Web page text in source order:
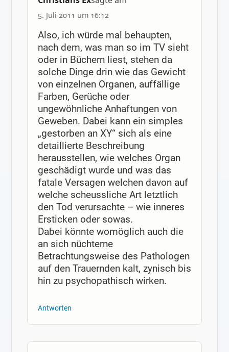
5. Juli 2011 um 16:12
Also, ich würde mal behaupten,
nach dem, was man so im TV sieht
oder in Büchern liest, stehen da
solche Dinge drin wie das Gewicht
von einzelnen Organen, auffällige
Farben, Gerüche oder
ungewöhnliche Anhaftungen von
Geweben. Dabei kann ein simples
„gestorben an XY“ sich als eine
detaillierte Beschreibung
herausstellen, wie welches Organ
geschädigt wurde und was das
fatale Versagen welchen davon auf
welche scheussliche Art letztlich
den Tod verursachte – wie inneres
Ersticken oder sowas.
Dabei könnte womöglich auch die
an sich nüchterne
Betrachtungsweise des Pathologen
auf den Trauernden kalt, zynisch bis
hin zu psychopathisch wirken.
Antworten